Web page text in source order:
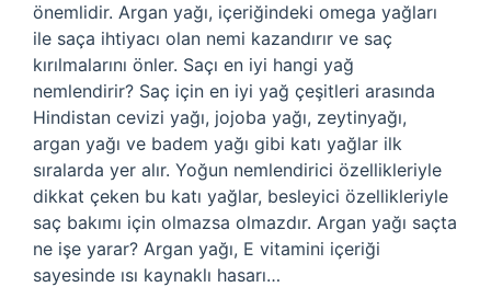
önemlidir. Argan yağı, içeriğindeki omega yağları
ile saça ihtiyacı olan nemi kazandırır ve saç
kırılmalarını önler. Saçı en iyi hangi yağ
nemlendirir? Saç için en iyi yağ çeşitleri arasında
Hindistan cevizi yağı, jojoba yağı, zeytinyağı,
argan yağı ve badem yağı gibi katı yağlar ilk
sıralarda yer alır. Yoğun nemlendirici özellikleriyle
dikkat çeken bu katı yağlar, besleyici özellikleriyle
saç bakımı için olmazsa olmazdır. Argan yağı saçta
ne işe yarar? Argan yağı, E vitamini içeriği
sayesinde ısı kaynaklı hasarı…